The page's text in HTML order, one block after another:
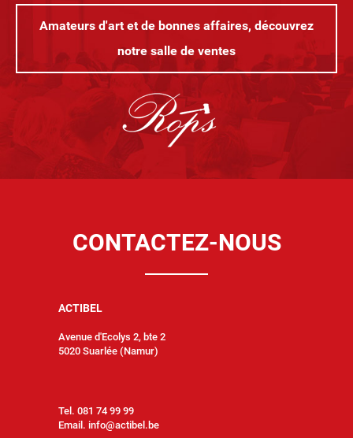
Amateurs d'art et de bonnes affaires, découvrez
notre salle de ventes
CONTACTEZ-NOUS
ACTIBEL
Avenue d'Ecolys 2, bte 2
5020 Suarlée (Namur)
Tel. 081 74 99 99
Email. info@actibel.be